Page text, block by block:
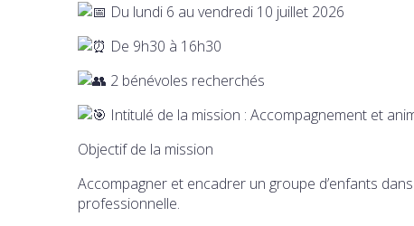
Du lundi 6 au vendredi 10 juillet 2026
De 9h30 à 16h30
2 bénévoles recherchés
Intitulé de la mission : Accompagnement et
Objectif de la mission
Accompagner et encadrer un groupe d’enfants
professionnelle.